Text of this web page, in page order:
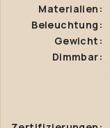
Materialien:
Beleuchtung:
Gewicht:
Dimmbar: